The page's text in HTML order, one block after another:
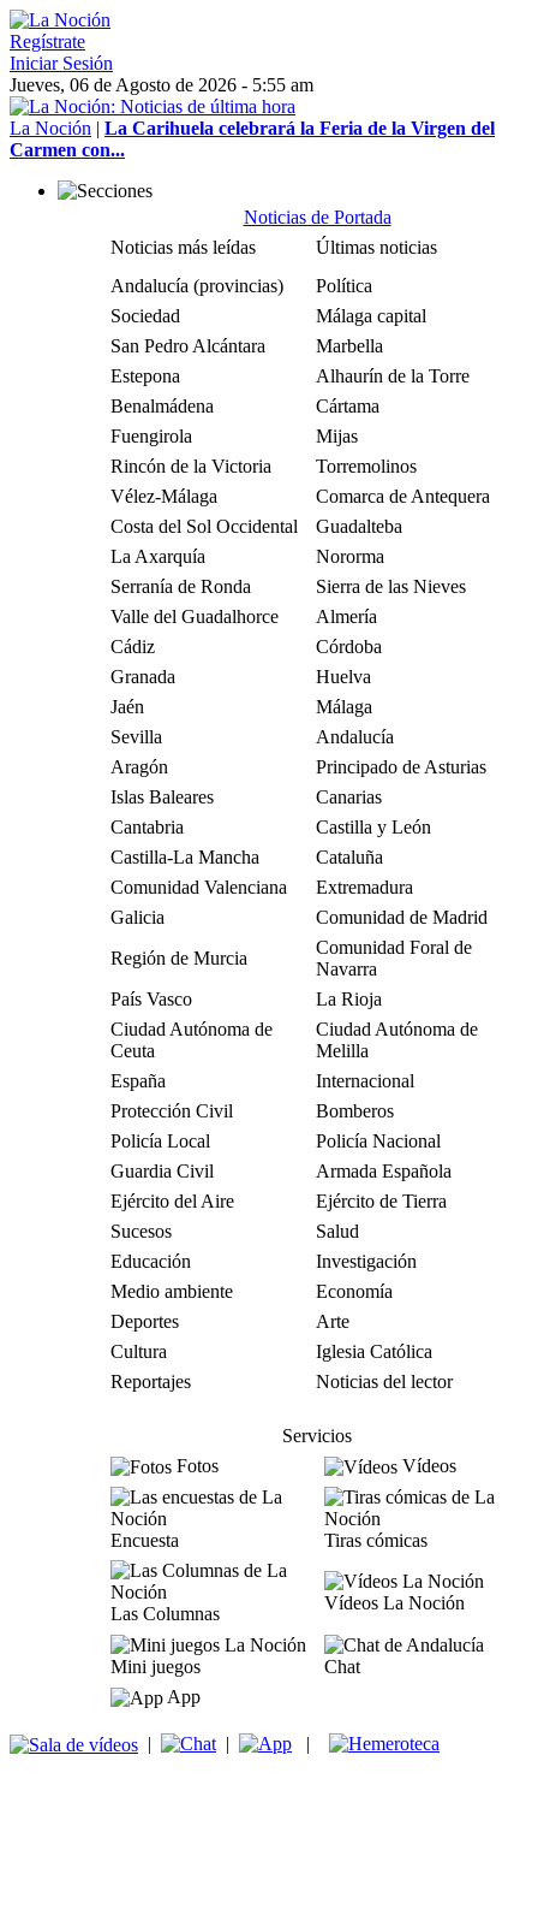
Regístrate
Iniciar Sesión
Jueves, 06 de Agosto de 2026 - 5:55 am
La Noción | La Carihuela celebrará la Feria de la Virgen del
Carmen con...
Noticias de Portada
Noticias más leídas
Últimas noticias
Andalucía (provincias)
Política
Sociedad
Málaga capital
San Pedro Alcántara
Marbella
Estepona
Alhaurín de la Torre
Benalmádena
Cártama
Fuengirola
Mijas
Rincón de la Victoria
Torremolinos
Vélez-Málaga
Comarca de Antequera
Costa del Sol Occidental
Guadalteba
La Axarquía
Nororma
Serranía de Ronda
Sierra de las Nieves
Valle del Guadalhorce
Almería
Cádiz
Córdoba
Granada
Huelva
Jaén
Málaga
Sevilla
Andalucía
Aragón
Principado de Asturias
Islas Baleares
Canarias
Cantabria
Castilla y León
Castilla-La Mancha
Cataluña
Comunidad Valenciana
Extremadura
Galicia
Comunidad de Madrid
Región de Murcia
Comunidad Foral de
Navarra
País Vasco
La Rioja
Ciudad Autónoma de
Ceuta
Ciudad Autónoma de
Melilla
España
Internacional
Protección Civil
Bomberos
Policía Local
Policía Nacional
Guardia Civil
Armada Española
Ejército del Aire
Ejército de Tierra
Sucesos
Salud
Educación
Investigación
Medio ambiente
Economía
Deportes
Arte
Cultura
Iglesia Católica
Reportajes
Noticias del lector
Servicios
Fotos
Vídeos
Encuesta Tiras cómicas
Las Columnas
Vídeos La Noción
Mini juegos
Chat
App
| | |